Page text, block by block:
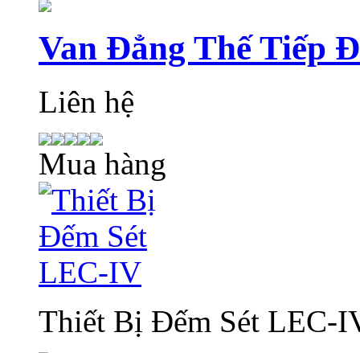
Van Đẳng Thế Tiếp
Liên hệ
Mua hàng
Thiết Bị Đếm Sét LEC-